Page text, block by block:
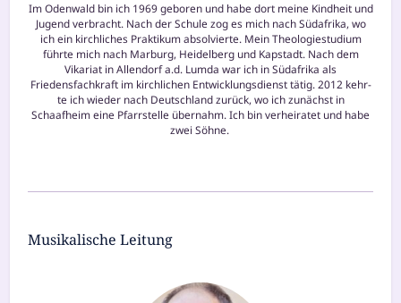
Im Odenwald bin ich 1969 gebo­ren und habe dort mei­ne Kindheit und
Jugend ver­bracht. Nach der Schule zog es mich nach Südafrika, wo
ich ein kirch­li­ches Praktikum absol­vier­te. Mein Theologiestudium
führ­te mich nach Marburg, Heidelberg und Kapstadt. Nach dem
Vikariat in Allendorf a.d. Lumda war ich in Südafrika als
Friedensfachkraft im kirch­li­chen Entwicklungsdienst tätig. 2012 kehr­
te ich wie­der nach Deutschland zurück, wo ich zunächst in
Schaafheim eine Pfarrstelle über­nahm. Ich bin ver­hei­ra­tet und habe
zwei Söhne.
Musikalische Leitung